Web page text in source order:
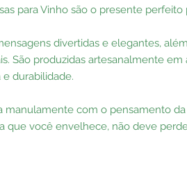
para Vinho são o presente perfeito
divertidas e elegantes,
São produzidas artesanalmente
e durabilidade.
manulamente com o pensamento da
que você envelhece, não deve